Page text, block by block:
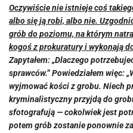
Oczywiście nie istnieje coś
albo się ją robi, albo nie.
grób do poziomu, na którym
kogoś z prokuratury i wykonają
Zapytałem: „Dlaczego
sprawców.” Powiedziałem więc:
wyjmować kości z grobu. Niech
kryminalistyczny przyjdą do
sfotografują — cokolwiek jest
potem grób zostanie ponownie